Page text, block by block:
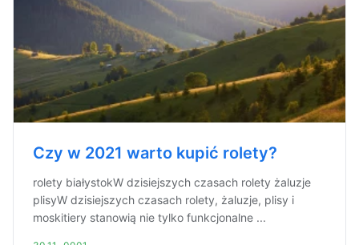
Czy w 2021 warto kupić rolety?
rolety białystokW dzisiejszych czasach rolety żaluzje
plisyW dzisiejszych czasach rolety, żaluzje, plisy i
moskitiery stanowią nie tylko funkcjonalne ...